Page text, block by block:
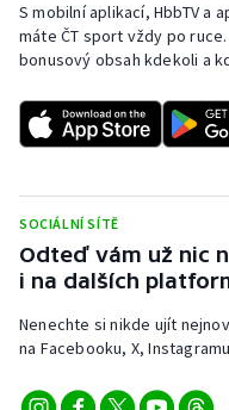
Plážový volejbal
Rychlobruslení
Rychlostní kanoistika
Short track
Sportovní střelba
S mobilní aplikací, HbbTV a
máte ČT sport vždy po
bonusový obsah kdekoli a
SOCIÁLNÍ SÍTĚ
Odteď vám už nic
i na dalších
Nenechte si nikde ujít
na Facebooku, X,